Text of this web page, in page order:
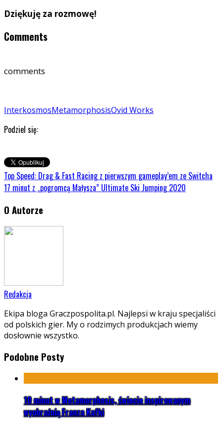
Dziękuję za rozmowę!
Comments
comments
InterkosmosMetamorphosisOvid Works
Podziel się:
Top Speed: Drag & Fast Racing z pierwszym gameplay’em ze Switcha
17 minut z „pogromcą Małysza” Ultimate Ski Jumping 2020
O Autorze
Redakcja
Ekipa bloga Graczpospolita.pl. Najlepsi w kraju specjaliści
od polskich gier. My o rodzimych produkcjach wiemy
dosłownie wszystko.
Podobne Posty
10 minut w Metamorphosis, świecie inspirowanym
wyobraźnią Franza Kafki